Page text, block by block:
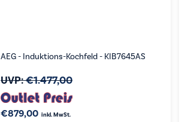
AEG - Induktions-Kochfeld - KIB7645AS
UVP:€1.477,00
€879,00 inkl. MwSt.